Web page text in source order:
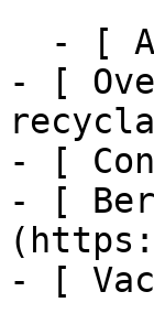
- [
- [
- [
- [